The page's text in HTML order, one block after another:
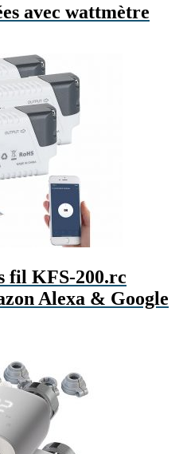
avec wattmètre
fil KFS-200.rc
Alexa & Google